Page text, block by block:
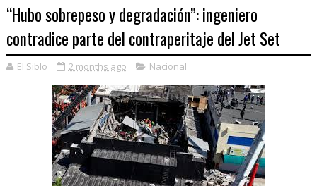
“Hubo sobrepeso y degradación”: ingeniero
contradice parte del contraperitaje del Jet Set
El Siblo 2 months ago Nacional